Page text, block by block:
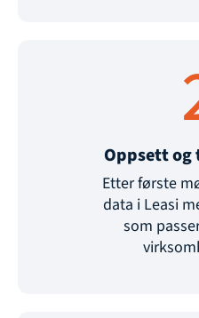
Oppsett
Etter første
data i Leasi
som